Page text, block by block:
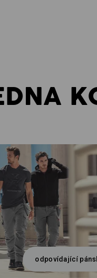
odpovídající